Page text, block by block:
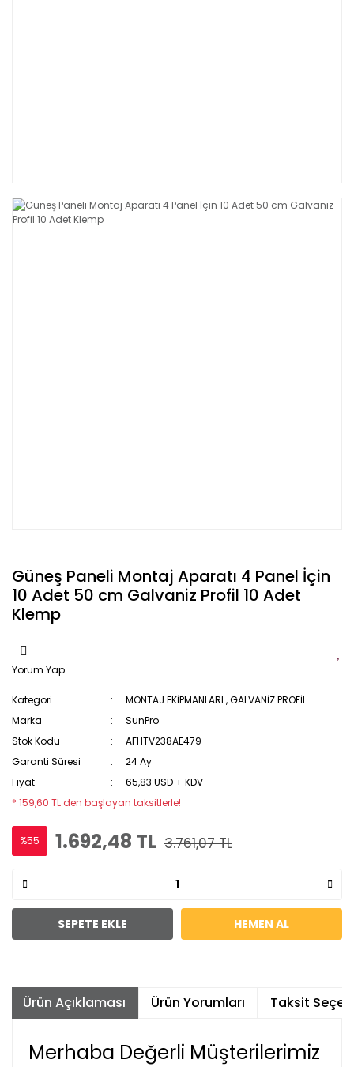
Güneş Paneli Montaj Aparatı 4 Panel İçin
10 Adet 50 cm Galvaniz Profil 10 Adet
Klemp
Yorum Yap
Kategori MONTAJ EKİPMANLARI ,GALVANİZ PROFİL
Marka
SunPro
Stok Kodu
AFHTV238AE479
Garanti Süresi
24 Ay
Fiyat
65,83 USD + KDV
* 159,60 TL den başlayan taksitlerle!
%55 1.692,48 TL 3.761,07 TL
SEPETE EKLE HEMEN AL
Ürün Açıklaması Ürün Yorumları Taksit
Merhaba Değerli Müşterilerimiz